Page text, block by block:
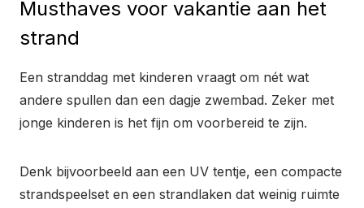
Musthaves voor vakantie aan het
strand
Een stranddag met kinderen vraagt om nét wat
andere spullen dan een dagje zwembad. Zeker met
jonge kinderen is het fijn om voorbereid te zijn.
Denk bijvoorbeeld aan een UV tentje, een compacte
strandspeelset en een strandlaken dat weinig ruimte